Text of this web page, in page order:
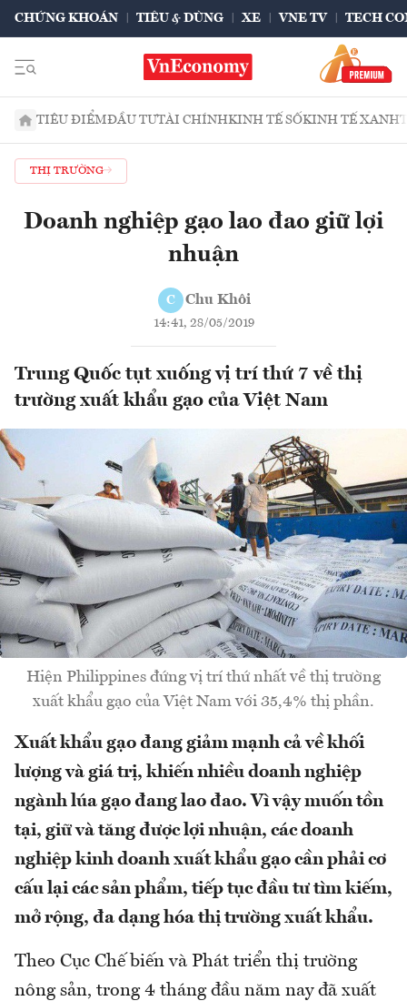
CHỨNG KHOÁN TIÊU & DÙNG XE VNE TV TECH
TIÊU ĐIỂMĐẦU TƯTÀI CHÍNHKINH TẾ SỐKINH TẾ XANH
THỊ TRƯỜNG
Doanh nghiệp gạo lao đao giữ lợi
nhuận
C Chu Khôi
14:41, 28/05/2019
Trung Quốc tụt xuống vị trí thứ 7 về thị
trường xuất khẩu gạo của Việt Nam
Hiện Philippines đứng vị trí thứ nhất về thị trường
xuất khẩu gạo của Việt Nam với 35,4% thị phần.
Xuất khẩu gạo đang giảm mạnh cả về khối
lượng và giá trị, khiến nhiều doanh nghiệp
ngành lúa gạo đang lao đao. Vì vậy muốn tồn
tại, giữ và tăng được lợi nhuận, các doanh
nghiệp kinh doanh xuất khẩu gạo cần phải cơ
cấu lại các sản phẩm, tiếp tục đầu tư tìm kiếm,
mở rộng, đa dạng hóa thị trường xuất khẩu.
Theo Cục Chế biến và Phát triển thị trường
nông sản, trong 4 tháng đầu năm nay đã xuất